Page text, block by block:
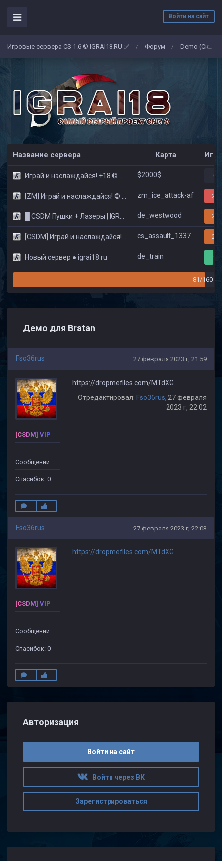
Войти на сайт
Игровые сервера CS 1.6 © IGRAI18.RU ✅ / Форум / Demo (Скриншоты)
Название сервера Карта
Играй и наслаждайся! +18 © Public $2000$ 0/
[ZM] Играй и наслаждайся! © Zombie Show zm_ice_attack-af 29/
█ CSDM Пушки + Лазеры | IGRAI18.RU ツ █ de_westwood 23/
[CSDM] Играй и наслаждайся! © Classic cs_assault_1337 20/
Новый сервер ● igrai18.ru de_train 9/
81/160
Демо для Bratan
Fso36rus 27 февраля 2023 г, 21:59
[CSDM] VIP
Сообщений: 22
Спасибок: 0
https://dropmefiles.com/MTdXG
Отредактировал: Fso36rus, 27 февраля
2023 г, 22:02
Fso36rus 27 февраля 2023 г, 22:03
[CSDM] VIP
Сообщений: 22
Спасибок: 0
https://dropmefiles.com/MTdXG
Авторизация
Войти на сайт
Войти через ВК
Зарегистрироваться